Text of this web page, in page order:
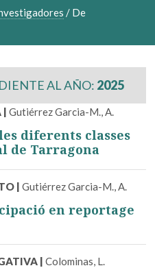
/ De
AL AÑO: 2025
| Gutiérrez Garcia-M., A.
diferents classes
de Tarragona
| Gutiérrez Garcia-M., A.
en reportage
| Colominas, L.